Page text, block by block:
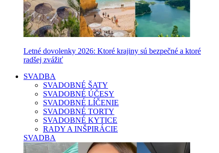
Letné dovolenky 2026: Ktoré krajiny sú bezpečné a ktoré
radšej zvážiť
SVADBA
SVADOBNÉ ŠATY
SVADOBNÉ ÚČESY
SVADOBNÉ LÍČENIE
SVADOBNÉ TORTY
SVADOBNÉ KYTICE
RADY A INŠPIRÁCIE
SVADBA